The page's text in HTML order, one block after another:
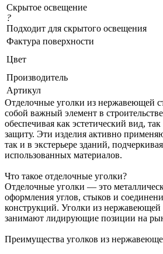
Скрытое освещение
?
Подходит для скрытого освещения
Фактура поверхности
Цвет
Производитель
Артикул
Отделочные уголки из нержавеющей
собой важный элемент в
обеспечивая как эстетический вид,
защиту. Эти изделия активно
так и в экстерьере зданий,
использованных материалов.
Что такое отделочные уголки?
Отделочные уголки — это
оформления углов, стыков и
конструкций. Уголки из нержавеющей
занимают лидирующие позиции на
Преимущества уголков из